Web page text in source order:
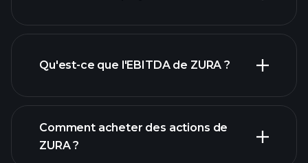
plus grands
Qu'est-ce que l'EBITDA de ZURA ?
Comment acheter des actions de
ZURA ?